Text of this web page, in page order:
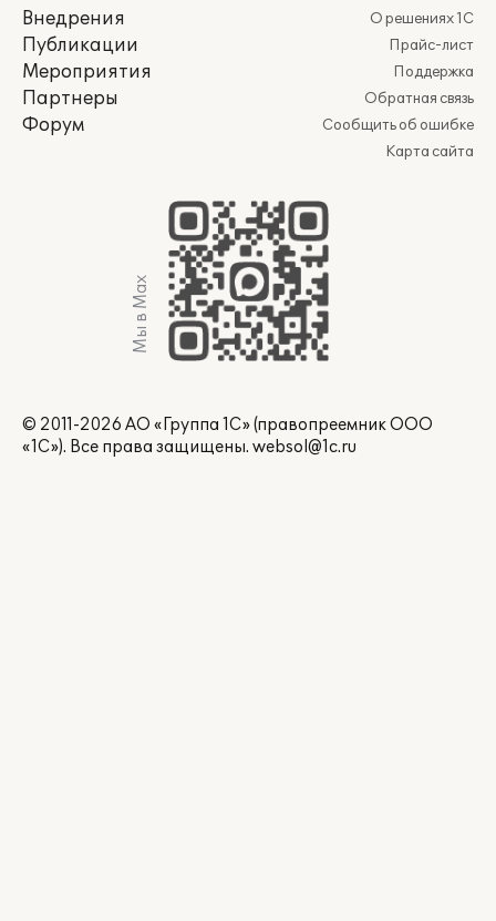
Внедрения
Публикации
Мероприятия
Партнеры
Форум
О решениях 1С
Прайс-лист
Поддержка
Обратная связь
Сообщить об ошибке
Карта сайта
Мы в Max
© 2011-2026 АО «Группа 1С» (правопреемник ООО
«1С»). Все права защищены. websol@1c.ru